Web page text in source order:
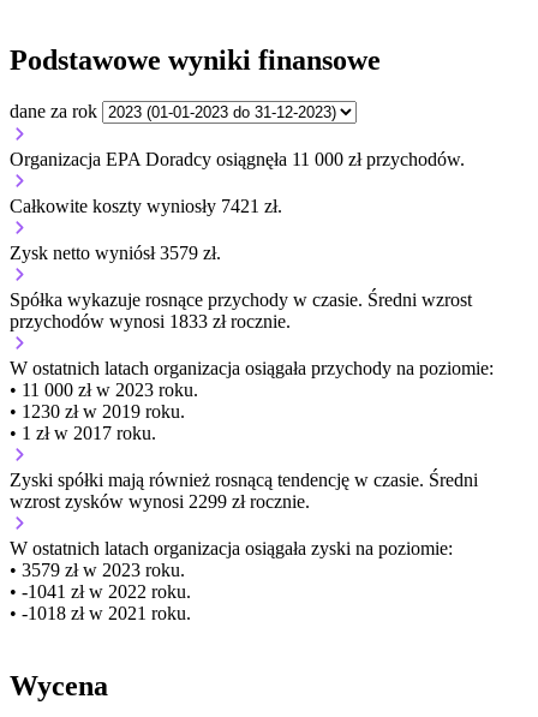
Podstawowe wyniki finansowe
dane za rok
Organizacja EPA Doradcy osiągnęła 11 000 zł przychodów.
Całkowite koszty wyniosły 7421 zł.
Zysk netto wyniósł 3579 zł.
Spółka wykazuje rosnące przychody w czasie. Średni wzrost
przychodów wynosi 1833 zł rocznie.
W ostatnich latach organizacja osiągała przychody na poziomie:
• 11 000 zł w 2023 roku.
• 1230 zł w 2019 roku.
• 1 zł w 2017 roku.
Zyski spółki mają również rosnącą tendencję w czasie. Średni
wzrost zysków wynosi 2299 zł rocznie.
W ostatnich latach organizacja osiągała zyski na poziomie:
• 3579 zł w 2023 roku.
• -1041 zł w 2022 roku.
• -1018 zł w 2021 roku.
Wycena